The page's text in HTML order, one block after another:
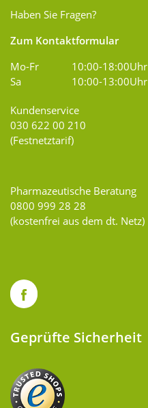
Haben Sie Fragen?
Zum Kontaktformular
Mo-Fr
10:00-18:00Uhr
Sa
10:00-13:00Uhr
Kundenservice
030 622 00 210
(Festnetztarif)
Pharmazeutische Beratung
0800 999 28 28
(kostenfrei aus dem dt. Netz)
Geprüfte Sicherheit